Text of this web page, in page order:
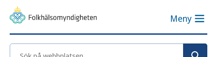
Meny
Sök på webbplatsen